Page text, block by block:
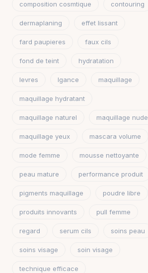
composition cosmtique contouring
dermaplaning effet lissant
fard paupieres faux cils
fond de teint hydratation
levres lgance maquillage
maquillage hydratant
maquillage naturel maquillage nude
maquillage yeux mascara volume
mode femme mousse nettoyante
peau mature performance produit
pigments maquillage poudre libre
produits innovants pull femme
regard serum cils soins peau
soins visage soin visage
technique efficace